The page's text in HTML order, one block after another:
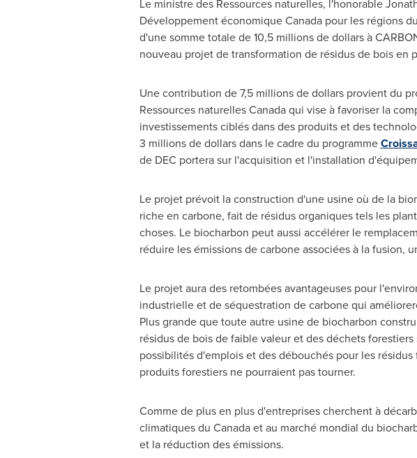
Le ministre des Ressources naturelles, l'honorable
Développement économiqueCanadapour les régions
d'une somme totale de 10,5 millions de dollars à
nouveau projet de transformation de résidus de bois
Une contribution de 7,5 millions de dollars provient du
Ressources naturellesCanadaqui vise à favoriser la
investissements ciblés dans des produits et des
3 millions de dollars dans le cadre du programme
de DEC portera sur l'acquisition et l'installation
Le projet prévoit la construction d'une usine où de la
riche en carbone, fait de résidus organiques tels les
choses. Le biocharbon peut aussi accélérer le
réduire les émissions de carbone associées à la fusion,
Le projet aura des retombées avantageuses pour
industrielle et de séquestration de carbone qui
Plus grande que toute autre usine de biocharbon
résidus de bois de faible valeur et des déchets
possibilités d'emplois et des débouchés pour les
produits forestiers ne pourraient pas tourner.
Comme de plus en plus d'entreprises cherchent à
climatiques du Canadaet au marché mondial du
et la réduction des émissions.